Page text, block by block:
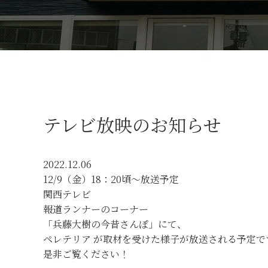
テレビ放映のお知らせ
2022.12.06
12/9（金）18：20頃〜放送予定
関西テレビ
報道ランナーのコーナー
「兵藤大樹の今昔さんぽ」にて、
ペレテリア が取材を受けた様子が放送される予定で
是非ご覧ください！